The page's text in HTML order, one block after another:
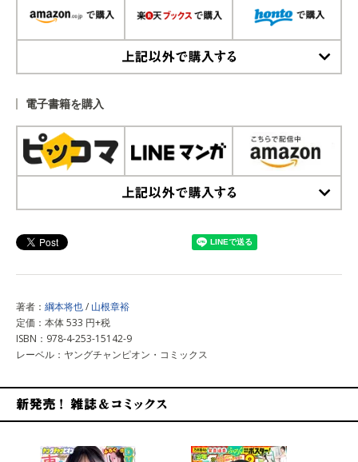
電子書籍を購入
著者： 綱本将也/ 山根章裕
定価：本体 533 円+税
ISBN：978-4-253-15142-9
レーベル：ヤングチャンピオン・コミックス